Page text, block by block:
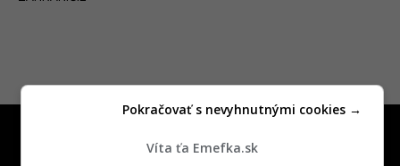
a
Víta ťa Emefka.sk
Pokračovať s nevyhnutnými cookies →